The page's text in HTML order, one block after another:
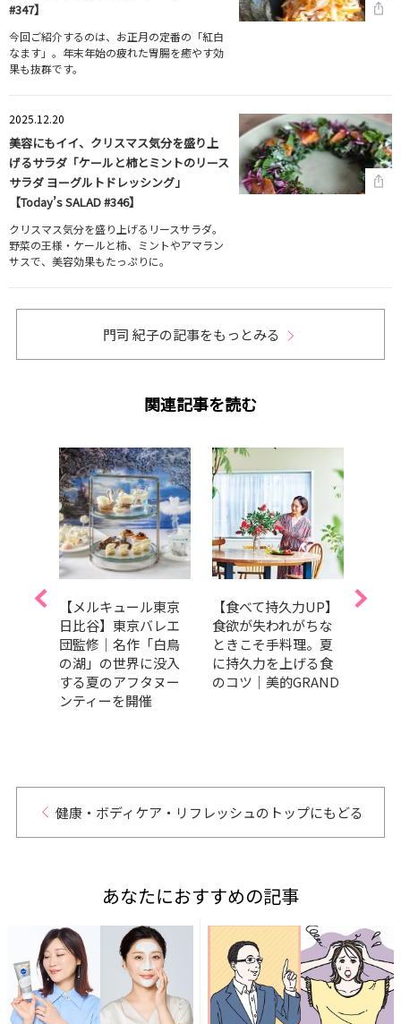
#347】
今回ご紹介するのは、お正月の定番の「紅白
なます」。年末年始の疲れた胃腸を癒やす効
果も抜群です。
2025.12.20
美容にもイイ、クリスマス気分を盛り上
げるサラダ「ケールと柿とミントのリース
サラダ ヨーグルトドレッシング」
【Today’s SALAD #346】
クリスマス気分を盛り上げるリースサラダ。
野菜の王様・ケールと柿、ミントやアマラン
サスで、美容効果もたっぷりに。
門司 紀子の記事をもっとみる
関連記事を読む
【メルキュール東京
日比谷】東京バレエ
団監修｜名作「白鳥
の湖」の世界に没入
する夏のアフタヌー
ンティーを開催
【食べて持久力UP】
食欲が失われがちな
ときこそ手料理。夏
に持久力を上げる食
のコツ｜美的GRAND
美肌
健康・ボディケア・リフレッシュのトップにもどる
あなたにおすすめの記事